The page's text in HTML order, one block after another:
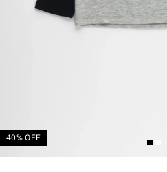
40% OFF